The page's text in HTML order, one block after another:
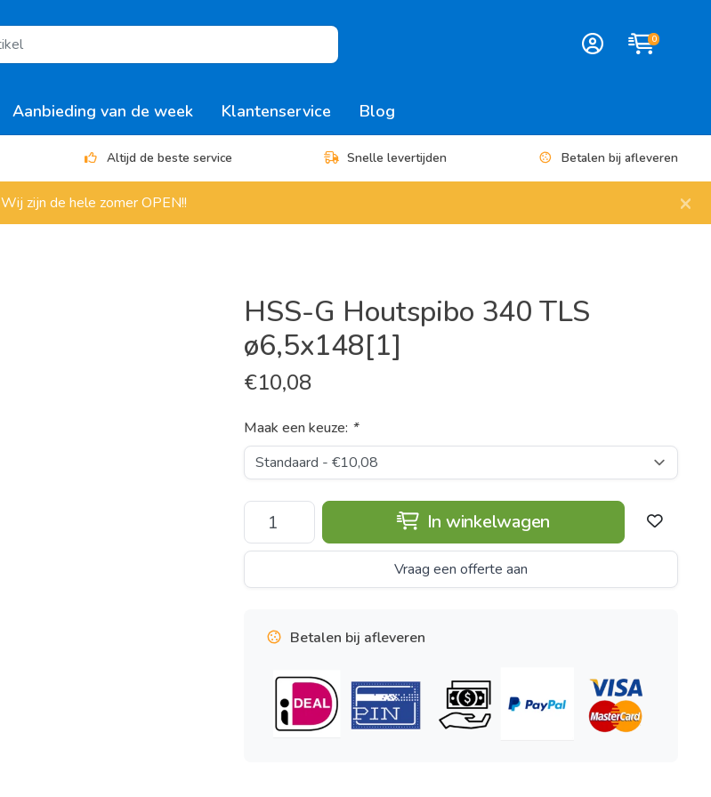
0
Aanbieding van de week Klantenservice Blog
Altijd de beste service Snelle levertijden Betalen bij afleveren
Wij zijn de hele zomer OPEN!! ×
HSS-G Houtspibo 340 TLS
ø6,5x148[1]
€10,08
Maak een keuze: *
In winkelwagen
Vraag een offerte aan
Betalen bij afleveren